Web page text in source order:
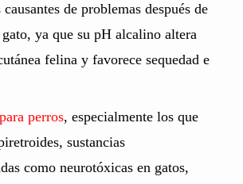
de problemas después de
ya que su pH alcalino altera
felina y favorece sequedad e
perros, especialmente los que
sustancias
como neurotóxicas en gatos,